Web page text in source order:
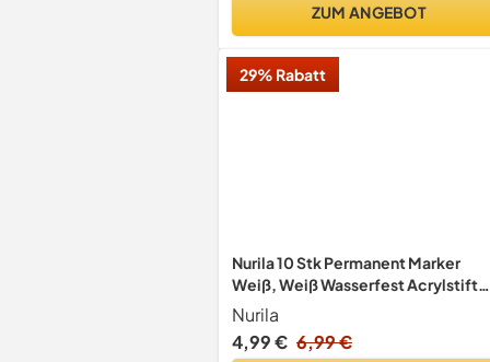
ZUM ANGEBOT
29% Rabatt
Nurila 10 Stk Permanent Marker
Weiß, Weiß Wasserfest Acrylstift
Wasserfest Rundspitze 2 Mm für
Karton, Glass Holz, Metall, Keramik
Tassen, Lackmarker, Stoff,
Nurila
4,99 € 6,99 €